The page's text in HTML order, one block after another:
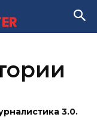
3.0.